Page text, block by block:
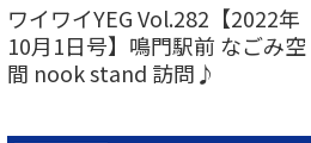
ワイワイYEG Vol.282【2022年
10月1日号】鳴門駅前 なごみ空
間 nook stand 訪問♪